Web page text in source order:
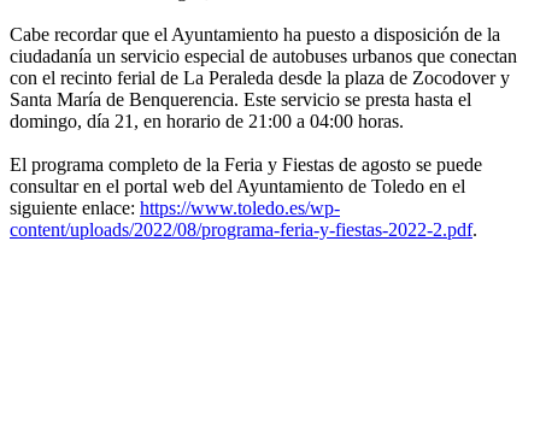
Cabe recordar que el Ayuntamiento ha puesto a disposición de la
ciudadanía un servicio especial de autobuses urbanos que conectan
con el recinto ferial de La Peraleda desde la plaza de Zocodover y
Santa María de Benquerencia. Este servicio se presta hasta el
domingo, día 21, en horario de 21:00 a 04:00 horas.
El programa completo de la Feria y Fiestas de agosto se puede
consultar en el portal web del Ayuntamiento de Toledo en el
siguiente enlace: https://www.toledo.es/wp-
content/uploads/2022/08/programa-feria-y-fiestas-2022-2.pdf.